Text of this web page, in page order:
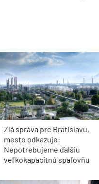
Zlá správa pre Bratislavu,
mesto odkazuje:
Nepotrebujeme ďalšiu
veľkokapacitnú spaľovňu